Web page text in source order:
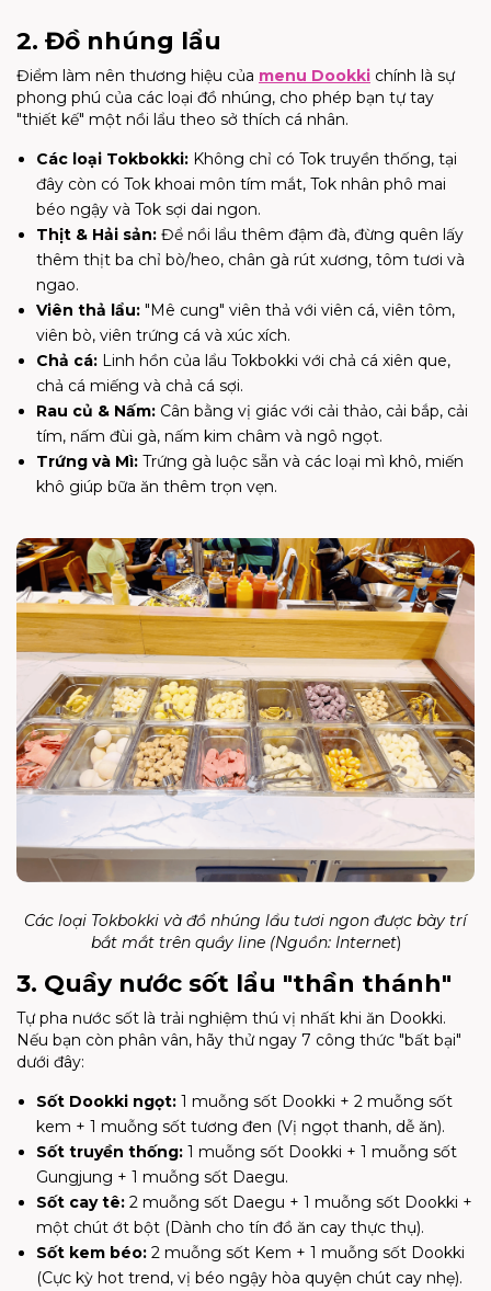
2. Đồ nhúng lẩu
Điểm làm nên thương hiệu của menu Dookki chính là sự
phong phú của các loại đồ nhúng, cho phép bạn tự tay
"thiết kế" một nồi lẩu theo sở thích cá nhân.
Các loại Tokbokki: Không chỉ có Tok truyền thống, tại
đây còn có Tok khoai môn tím mắt, Tok nhân phô mai
béo ngậy và Tok sợi dai ngon.
Thịt & Hải sản: Để nồi lẩu thêm đậm đà, đừng quên lấy
thêm thịt ba chỉ bò/heo, chân gà rút xương, tôm tươi và
ngao.
Viên thả lẩu: "Mê cung" viên thả với viên cá, viên tôm,
viên bò, viên trứng cá và xúc xích.
Chả cá: Linh hồn của lẩu Tokbokki với chả cá xiên que,
chả cá miếng và chả cá sợi.
Rau củ & Nấm: Cân bằng vị giác với cải thảo, cải bắp, cải
tím, nấm đùi gà, nấm kim châm và ngô ngọt.
Trứng và Mì: Trứng gà luộc sẵn và các loại mì khô, miến
khô giúp bữa ăn thêm trọn vẹn.
Các loại Tokbokki và đồ nhúng lẩu tươi ngon được bày trí
bắt mắt trên quầy line (Nguồn: Internet)
3. Quầy nước sốt lẩu "thần thánh"
Tự pha nước sốt là trải nghiệm thú vị nhất khi ăn Dookki.
Nếu bạn còn phân vân, hãy thử ngay 7 công thức "bất bại"
dưới đây:
Sốt Dookki ngọt: 1 muỗng sốt Dookki + 2 muỗng sốt
kem + 1 muỗng sốt tương đen (Vị ngọt thanh, dễ ăn).
Sốt truyền thống: 1 muỗng sốt Dookki + 1 muỗng sốt
Gungjung + 1 muỗng sốt Daegu.
Sốt cay tê: 2 muỗng sốt Daegu + 1 muỗng sốt Dookki +
một chút ớt bột (Dành cho tín đồ ăn cay thực thụ).
Sốt kem béo: 2 muỗng sốt Kem + 1 muỗng sốt Dookki
(Cực kỳ hot trend, vị béo ngậy hòa quyện chút cay nhẹ).